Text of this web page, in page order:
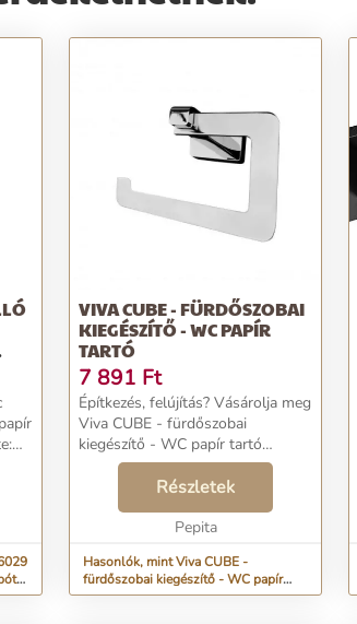
VIVA CUBE - FÜRDŐSZOBAI
KIEGÉSZÍTŐ - WC PAPÍR
TARTÓ
7 891 Ft
Építkezés, felújítás? Vásárolja meg
Viva CUBE - fürdőszobai
kiegészítő - WC papír tartó
termékünket kedvező áron, vagy
válogasson tovább a(z)
Mosdószekrény kategória
termékei közül. Azonnal, valós
Részletek
Pepita
Hasonlók, mint Viva CUBE -
fürdőszobai kiegészítő - WC papír
tartó